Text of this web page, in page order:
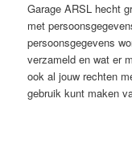
Garage ARSL hecht
met
persoonsgegevens
verzameld en wat er
ook al jouw rechten
gebruik kunt maken